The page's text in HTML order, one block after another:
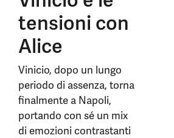
tensioni con
Alice
Vinicio, dopo un lungo
periodo di assenza, torna
finalmente a Napoli,
portando con sé un mix
di emozioni contrastanti